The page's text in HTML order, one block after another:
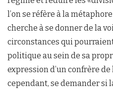
l’on se réfère à la
cherche à se donner de la
circonstances qui
politique au sein de sa
expression d’un confrère
cependant, se demander si